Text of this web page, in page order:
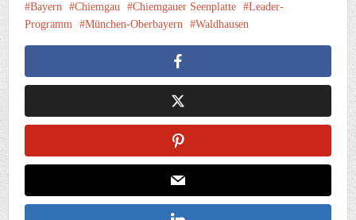
Bayern Chiemgau Chiemgauer Seenplatte
Leader-
Programm
München-Oberbayern Waldhausen